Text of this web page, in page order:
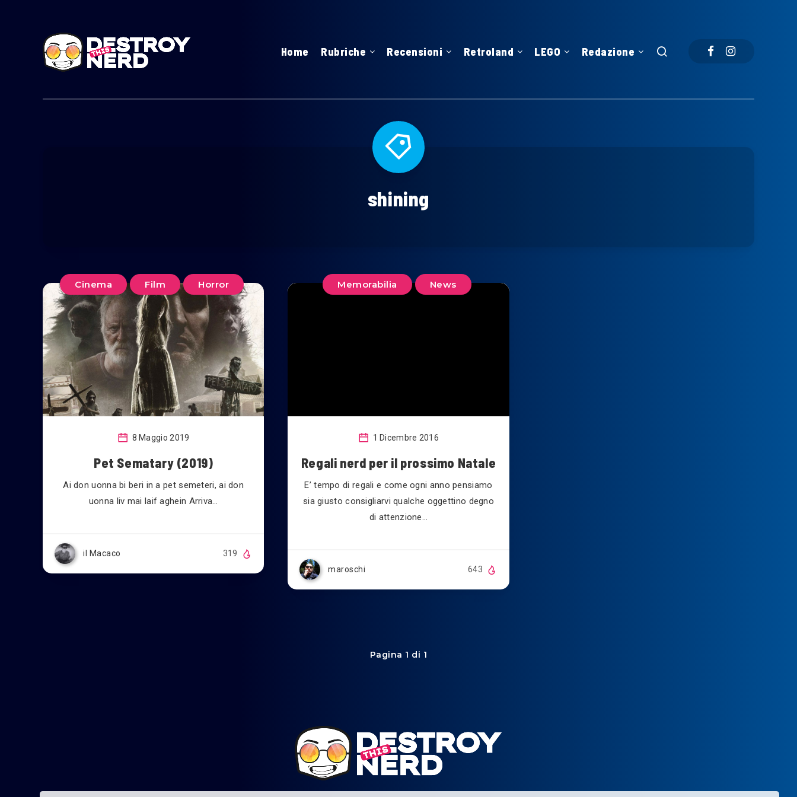
Home Rubriche Recensioni Retroland LEGO Redazione
shining
Cinema Film Horror
8 Maggio 2019
Pet Sematary (2019)
Ai don uonna bi beri in a pet semeteri, ai don
uonna liv mai laif aghein Arriva…
il Macaco 319
Memorabilia News
1 Dicembre 2016
Regali nerd per il prossimo Natale
E’ tempo di regali e come ogni anno pensiamo
sia giusto consigliarvi qualche oggettino degno
di attenzione…
maroschi 643
Pagina 1 di 1